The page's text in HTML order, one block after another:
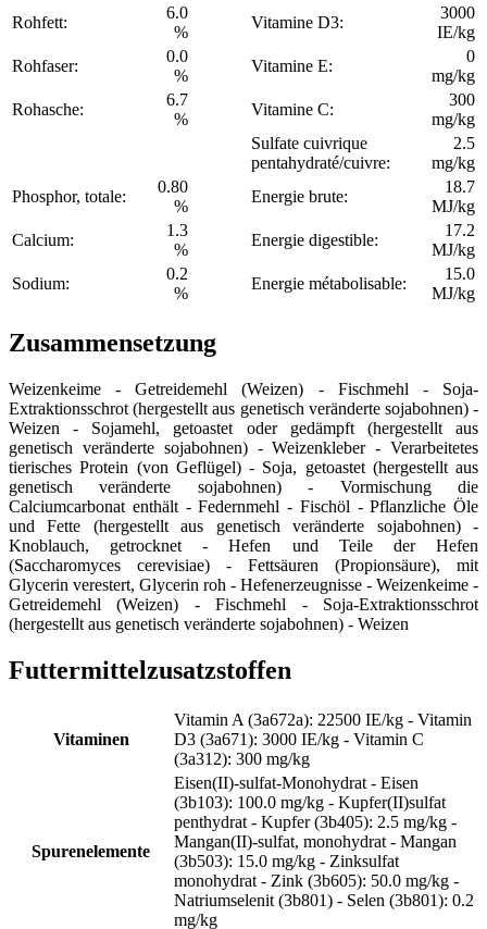
Rohfett:
6.0
%
Vitamine D3:
3000
IE/kg
Rohfaser:
0.0
%
Vitamine E:
0
mg/kg
Rohasche:
6.7
%
Vitamine C:
300
mg/kg
Sulfate cuivrique
pentahydraté/cuivre:
2.5
mg/kg
Phosphor, totale:
0.80
%
Energie brute:
18.7
MJ/kg
Calcium:
1.3
%
Energie digestible:
17.2
MJ/kg
Sodium:
0.2
%
Energie métabolisable:
15.0
MJ/kg
Zusammensetzung
Weizenkeime - Getreidemehl (Weizen) - Fischmehl - Soja-
Extraktionsschrot (hergestellt aus genetisch veränderte sojabohnen) -
Weizen - Sojamehl, getoastet oder gedämpft (hergestellt aus
genetisch veränderte sojabohnen) - Weizenkleber - Verarbeitetes
tierisches Protein (von Geflügel) - Soja, getoastet (hergestellt aus
genetisch veränderte sojabohnen) - Vormischung die
Calciumcarbonat enthält - Federnmehl - Fischöl - Pflanzliche Öle
und Fette (hergestellt aus genetisch veränderte sojabohnen) -
Knoblauch, getrocknet - Hefen und Teile der Hefen
(Saccharomyces cerevisiae) - Fettsäuren (Propionsäure), mit
Glycerin verestert, Glycerin roh - Hefenerzeugnisse - Weizenkeime -
Getreidemehl (Weizen) - Fischmehl - Soja-Extraktionsschrot
(hergestellt aus genetisch veränderte sojabohnen) - Weizen
Futtermittelzusatzstoffen
Vitaminen
Vitamin A (3a672a): 22500 IE/kg - Vitamin
D3 (3a671): 3000 IE/kg - Vitamin C
(3a312): 300 mg/kg
Spurenelemente
Eisen(II)-sulfat-Monohydrat - Eisen
(3b103): 100.0 mg/kg - Kupfer(II)sulfat
penthydrat - Kupfer (3b405): 2.5 mg/kg -
Mangan(II)-sulfat, monohydrat - Mangan
(3b503): 15.0 mg/kg - Zinksulfat
monohydrat - Zink (3b605): 50.0 mg/kg -
Natriumselenit (3b801) - Selen (3b801): 0.2
mg/kg